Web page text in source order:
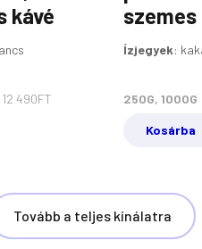
kávé
12 490FT
szemes
Ízjegyek:
250G, 1000G
Kosárba
Tovább a teljes kínálatra